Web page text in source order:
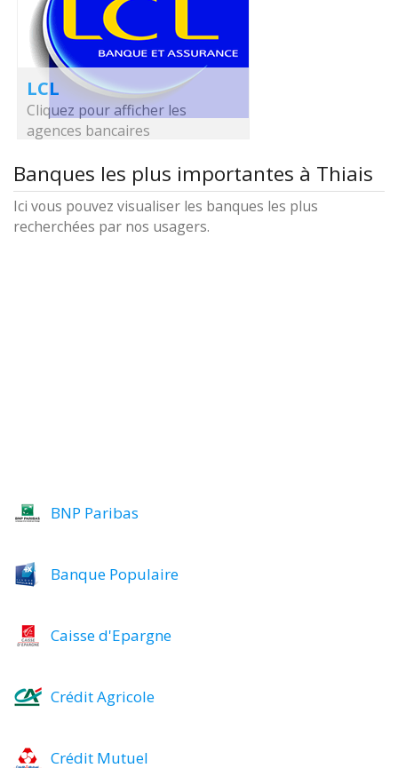
LCL
Cliquez pour afficher les
agences bancaires
Banques les plus importantes à Thiais
Ici vous pouvez visualiser les banques les plus
recherchées par nos usagers.
BNP Paribas
Banque Populaire
Caisse d'Epargne
Crédit Agricole
Crédit Mutuel